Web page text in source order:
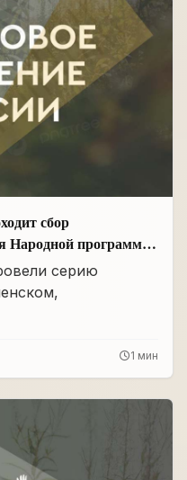
сбор
Народной программы
серию
1 мин